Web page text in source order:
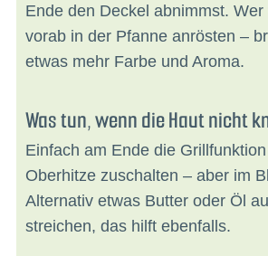
Ende den Deckel abnimmst.
vorab in der Pfanne anrösten –
etwas mehr Farbe und Aroma.
Was tun, wenn die Haut nicht
Einfach am Ende die
Oberhitze zuschalten – aber im
Alternativ etwas Butter oder Öl
streichen, das hilft ebenfalls.